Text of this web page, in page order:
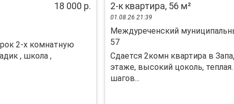
18 000 р.
2-х комнатную
, школа ,
2-к квартира, 56 м²
01.08.26 21:39
Междуреченский
57
Сдается 2комн квартира в
этаже, высокий цоколь,
шагов...